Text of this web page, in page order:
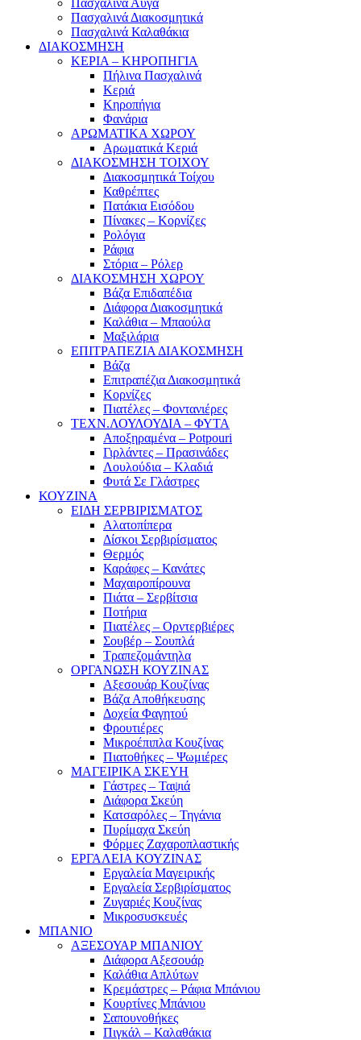
Πασχαλινά Αυγά
Πασχαλινά Διακοσμητικά
Πασχαλινά Καλαθάκια
ΔΙΑΚΟΣΜΗΣΗ
ΚΕΡΙΑ – ΚΗΡΟΠΗΓΙΑ
Πήλινα Πασχαλινά
Κεριά
Κηροπήγια
Φανάρια
ΑΡΩΜΑΤΙΚΑ ΧΩΡΟΥ
Αρωματικά Κεριά
ΔΙΑΚΟΣΜΗΣΗ ΤΟΙΧΟΥ
Διακοσμητικά Τοίχου
Καθρέπτες
Πατάκια Εισόδου
Πίνακες – Κορνίζες
Ρολόγια
Ράφια
Στόρια – Ρόλερ
ΔΙΑΚΟΣΜΗΣΗ ΧΩΡΟΥ
Βάζα Επιδαπέδια
Διάφορα Διακοσμητικά
Καλάθια – Μπαούλα
Μαξιλάρια
ΕΠΙΤΡΑΠΕΖΙΑ ΔΙΑΚΟΣΜΗΣΗ
Βάζα
Επιτραπέζια Διακοσμητικά
Κορνίζες
Πιατέλες – Φοντανιέρες
ΤΕΧΝ.ΛΟΥΛΟΥΔΙΑ – ΦΥΤΑ
Αποξηραμένα – Potpouri
Γιρλάντες – Πρασινάδες
Λουλούδια – Κλαδιά
Φυτά Σε Γλάστρες
ΚΟΥΖΙΝΑ
ΕΙΔΗ ΣΕΡΒΙΡΙΣΜΑΤΟΣ
Αλατοπίπερα
Δίσκοι Σερβιρίσματος
Θερμός
Καράφες – Κανάτες
Μαχαιροπίρουνα
Πιάτα – Σερβίτσια
Ποτήρια
Πιατέλες – Ορντερβιέρες
Σουβέρ – Σουπλά
Τραπεζομάντηλα
ΟΡΓΑΝΩΣΗ ΚΟΥΖΙΝΑΣ
Αξεσουάρ Κουζίνας
Βάζα Αποθήκευσης
Δοχεία Φαγητού
Φρουτιέρες
Μικροέπιπλα Κουζίνας
Πιατοθήκες – Ψωμιέρες
ΜΑΓΕΙΡΙΚΑ ΣΚΕΥΗ
Γάστρες – Ταψιά
Διάφορα Σκεύη
Κατσαρόλες – Τηγάνια
Πυρίμαχα Σκεύη
Φόρμες Ζαχαροπλαστικής
ΕΡΓΑΛΕΙΑ ΚΟΥΖΙΝΑΣ
Εργαλεία Μαγειρικής
Εργαλεία Σερβιρίσματος
Ζυγαριές Κουζίνας
Μικροσυσκευές
ΜΠΑΝΙΟ
ΑΞΕΣΟΥΑΡ ΜΠΑΝΙΟΥ
Διάφορα Αξεσουάρ
Καλάθια Απλύτων
Κρεμάστρες – Ράφια Μπάνιου
Κουρτίνες Μπάνιου
Σαπουνοθήκες
Πιγκάλ – Καλαθάκια